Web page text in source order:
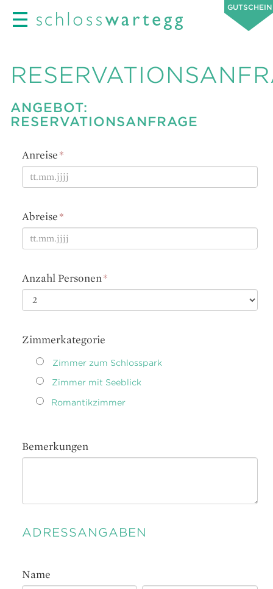
ANGEBOT:
RESERVATIONSANFRAGE
Anreise *
Punkt
MM
Punkt
Abreise *
Punkt
MM
Punkt
Anzahl Personen*
Zimmerkategorie
Zimmer zum Schlosspark
Zimmer mit Seeblick
Romantikzimmer
Bemerkungen
ADRESSANGABEN
Name